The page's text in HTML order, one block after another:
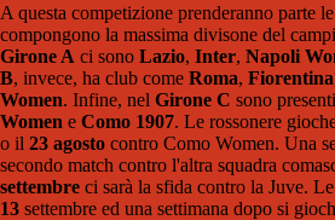
A questa competizione prenderanno parte
compongono la massima divisone del
Girone A ci sono Lazio, Inter, Napoli
B, invece, ha club come Roma, Fiorentina
Women. Infine, nel Girone C sono
Women e Como 1907. Le rossonere
o il 23 agosto contro Como Women. Una
secondo match contro l'altra squadra
settembre ci sarà la sfida contro la Juve.
13 settembre ed una settimana dopo si